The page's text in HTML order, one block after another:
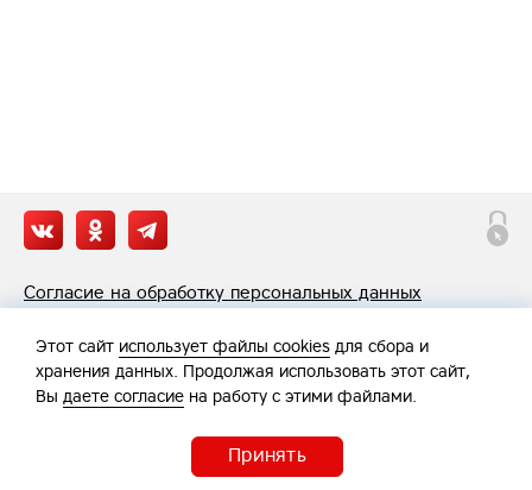
Согласие на обработку персональных данных
Этот сайт использует файлы cookies для сбора и
хранения данных. Продолжая использовать этот сайт,
Вы даете согласие на работу с этими файлами.
Принять